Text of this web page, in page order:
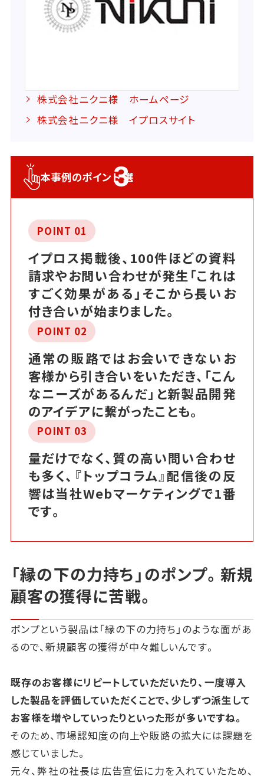
株式会社ニクニ様 ホームページ
株式会社ニクニ様 イプロスサイト
本事例のポイント3
選
POINT 01
イプロス掲載後、100件ほどの資料
請求やお問い合わせが発生「これは
すごく効果がある」そこから長いお
付き合いが始まりました。
POINT 02
通常の販路ではお会いできないお
客様から引き合いをいただき、「こん
なニーズがあるんだ」と新製品開発
のアイデアに繋がったことも。
POINT 03
量だけでなく、質の高い問い合わせ
も多く、『トップコラム』配信後の反
響は当社Webマーケティングで1番
です。
「縁の下の力持ち」のポンプ。新規
顧客の獲得に苦戦。
ポンプという製品は「縁の下の力持ち」のような面があ
るので、新規顧客の獲得が中々難しいんです。
既存のお客様にリピートしていただいたり、一度導入
した製品を評価していただくことで、少しずつ派生して
お客様を増やしていったりといった形が多いですね。
そのため、市場認知度の向上や販路の拡大には課題を
感じていました。
元々、弊社の社長は広告宣伝に力を入れていたため、